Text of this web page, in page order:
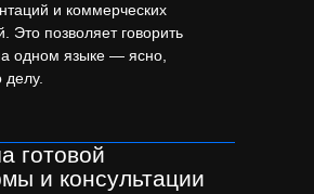
и коммерческих
Это позволяет говорить
одном языке — ясно,
готовой
и консультации